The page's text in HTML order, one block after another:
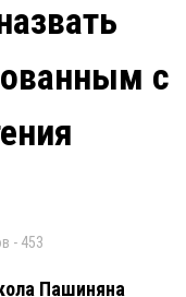
с
- 453
Пашиняна